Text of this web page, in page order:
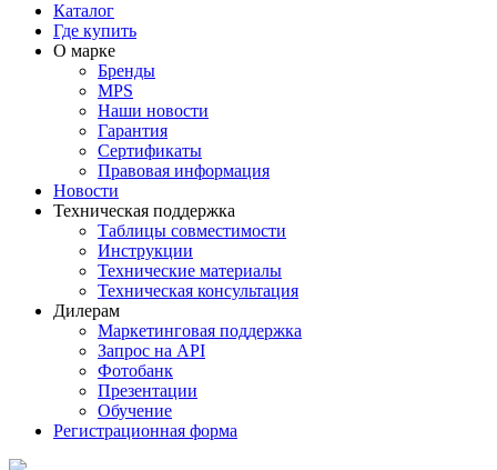
Каталог
Где купить
О марке
Бренды
MPS
Наши новости
Гарантия
Сертификаты
Правовая информация
Новости
Техническая поддержка
Таблицы совместимости
Инструкции
Технические материалы
Техническая консультация
Дилерам
Маркетинговая поддержка
Запрос на API
Фотобанк
Презентации
Обучение
Регистрационная форма